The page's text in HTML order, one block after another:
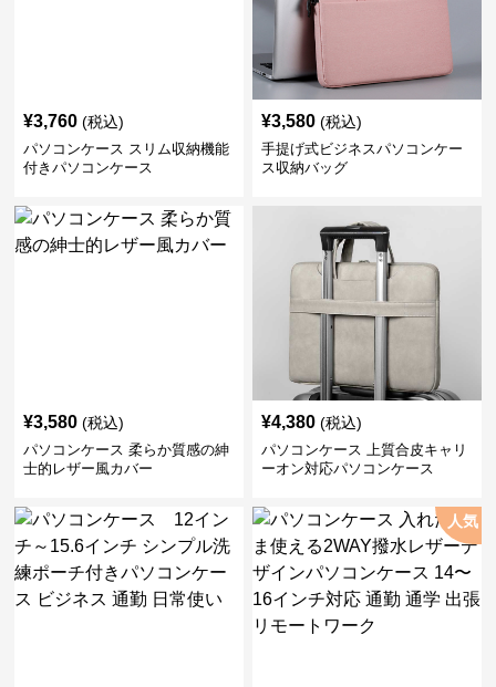
¥3,760 (税込)
パソコンケース スリム収納機能
付きパソコンケース
¥3,580 (税込)
手提げ式ビジネスパソコンケー
ス収納バッグ
¥3,580 (税込)
パソコンケース 柔らか質感の紳
士的レザー風カバー
¥4,380 (税込)
パソコンケース 上質合皮キャリ
ーオン対応パソコンケース
人気